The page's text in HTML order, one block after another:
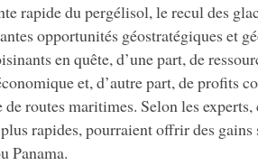
rapide du pergélisol, le recul des
opportunités géostratégiques et
en quête, d’une part, de
et, d’autre part, de profits
routes maritimes. Selon les
rapides, pourraient offrir des
Panama.